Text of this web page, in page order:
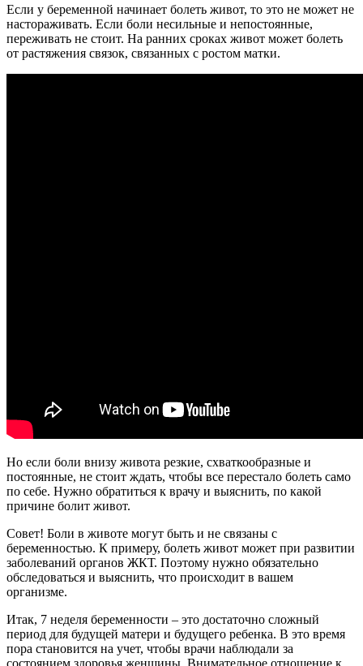
Если у беременной начинает болеть живот, то это не может не
настораживать. Если боли несильные и непостоянные,
переживать не стоит. На ранних сроках живот может болеть
от растяжения связок, связанных с ростом матки.
Но если боли внизу живота резкие, схваткообразные и
постоянные, не стоит ждать, чтобы все перестало болеть само
по себе. Нужно обратиться к врачу и выяснить, по какой
причине болит живот.
Совет! Боли в животе могут быть и не связаны с
беременностью. К примеру, болеть живот может при развитии
заболеваний органов ЖКТ. Поэтому нужно обязательно
обследоваться и выяснить, что происходит в вашем
организме.
Итак, 7 неделя беременности – это достаточно сложный
период для будущей матери и будущего ребенка. В это время
пора становится на учет, чтобы врачи наблюдали за
состоянием здоровья женщины. Внимательное отношение к